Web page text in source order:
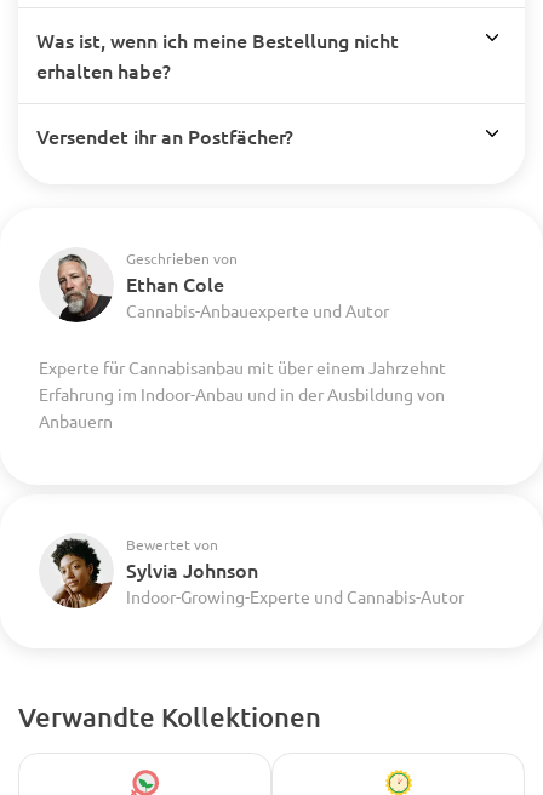
Was ist, wenn ich meine Bestellung nicht
erhalten habe?
Versendet ihr an Postfächer?
Geschrieben von
Ethan Cole
Cannabis-Anbauexperte und Autor
Experte für Cannabisanbau mit über einem Jahrzehnt
Erfahrung im Indoor-Anbau und in der Ausbildung von
Anbauern
Bewertet von
Sylvia Johnson
Indoor-Growing-Experte und Cannabis-Autor
Verwandte Kollektionen